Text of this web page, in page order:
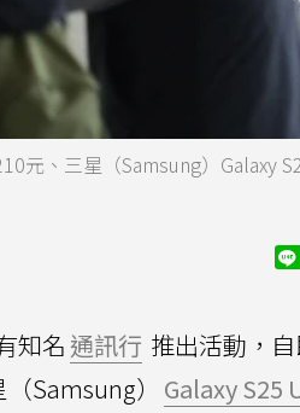
元、三星（Samsung）Galaxy
知名 通訊行 推出活動，
Samsung）
Galaxy S25